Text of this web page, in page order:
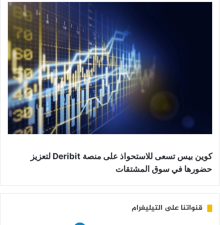
كوين بيس تسعى للاستحواذ على منصة Deribit لتعزيز
حضورها في سوق المشتقات
قنواتنا على التيليغرام